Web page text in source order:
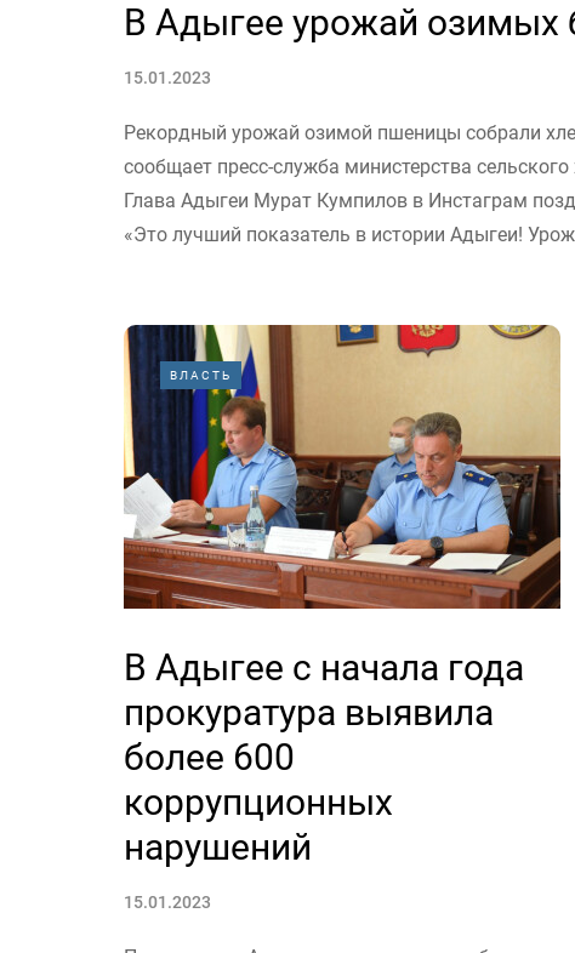
В Адыгее урожай озимых
15.01.2023
Рекордный урожай озимой пшеницы собрали
сообщает пресс-служба министерства сельского
Глава Адыгеи Мурат Кумпилов в Инстаграм
«Это лучший показатель в истории Адыгеи!
ВЛАСТЬ
В Адыгее с начала года
прокуратура выявила
более 600
коррупционных
нарушений
15.01.2023